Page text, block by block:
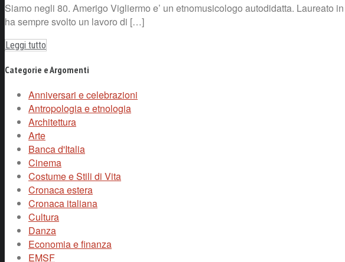
Siamo negli 80. Amerigo Vigliermo e’ un etnomusicologo autodidatta.
ha sempre svolto un lavoro di […]
Leggi tutto
Categorie e Argomenti
Anniversari e celebrazioni
Antropologia e etnologia
Architettura
Arte
Banca d'Italia
Cinema
Costume e Stili di Vita
Cronaca estera
Cronaca italiana
Cultura
Danza
Economia e finanza
EMSF